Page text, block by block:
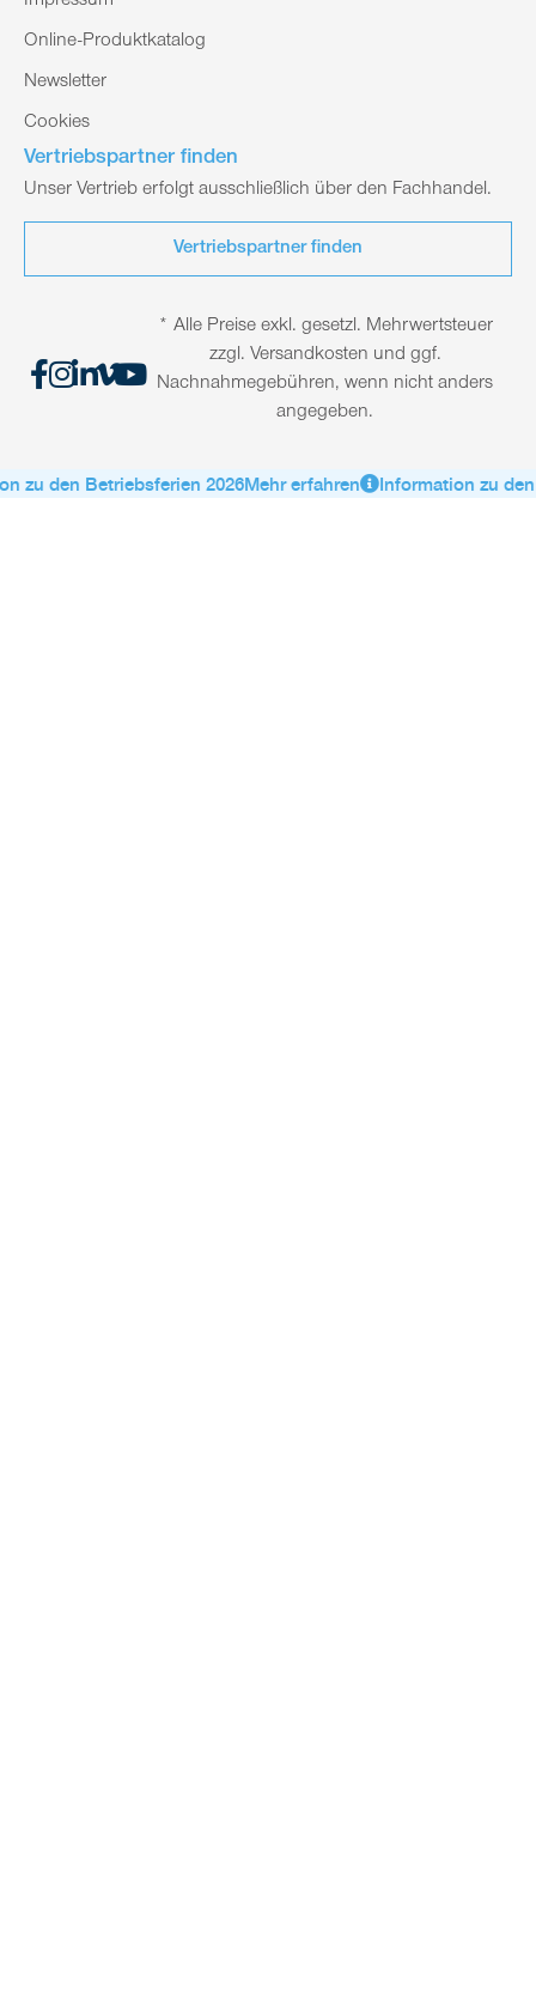
Online-Produktkatalog
Newsletter
Cookies
Vertriebspartner finden
Unser Vertrieb erfolgt ausschließlich über den Fachhandel.
Vertriebspartner finden
* Alle Preise exkl. gesetzl. Mehrwertsteuer
zzgl. Versandkosten und ggf.
Nachnahmegebühren, wenn nicht anders
angegeben.
zu den Betriebsferien 2026Mehr erfahren Information zu den